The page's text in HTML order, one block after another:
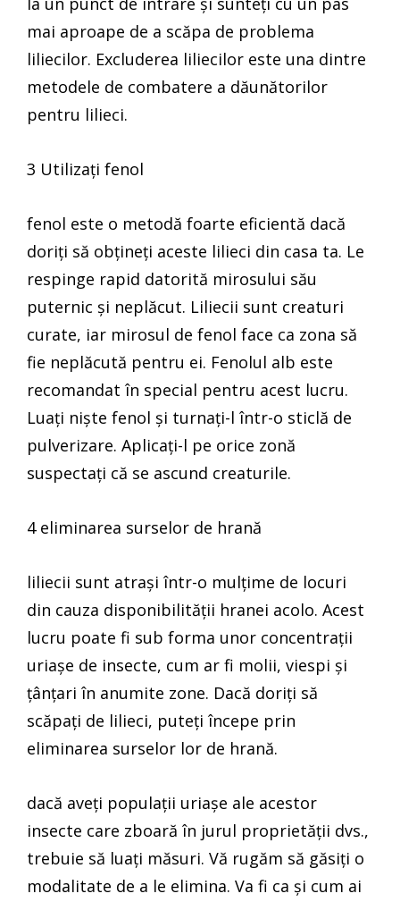
mai aproape de a scăpa de problema
liliecilor. Excluderea liliecilor este una dintre
metodele de combatere a dăunătorilor
pentru lilieci.
3 Utilizați fenol
fenol este o metodă foarte eficientă dacă
doriți să obțineți aceste lilieci din casa ta. Le
respinge rapid datorită mirosului său
puternic și neplăcut. Liliecii sunt creaturi
curate, iar mirosul de fenol face ca zona să
fie neplăcută pentru ei. Fenolul alb este
recomandat în special pentru acest lucru.
Luați niște fenol și turnați-l într-o sticlă de
pulverizare. Aplicați-l pe orice zonă
suspectați că se ascund creaturile.
4 eliminarea surselor de hrană
liliecii sunt atrași într-o mulțime de locuri
din cauza disponibilității hranei acolo. Acest
lucru poate fi sub forma unor concentrații
uriașe de insecte, cum ar fi molii, viespi și
țânțari în anumite zone. Dacă doriți să
scăpați de lilieci, puteți începe prin
eliminarea surselor lor de hrană.
dacă aveți populații uriașe ale acestor
insecte care zboară în jurul proprietății dvs.,
trebuie să luați măsuri. Vă rugăm să găsiți o
modalitate de a le elimina. Va fi ca și cum ai